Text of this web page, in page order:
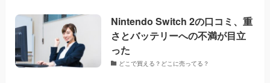
Nintendo Switch 2の口コミ、重
さとバッテリーへの不満が目立
った
どこで買える？どこに売ってる？